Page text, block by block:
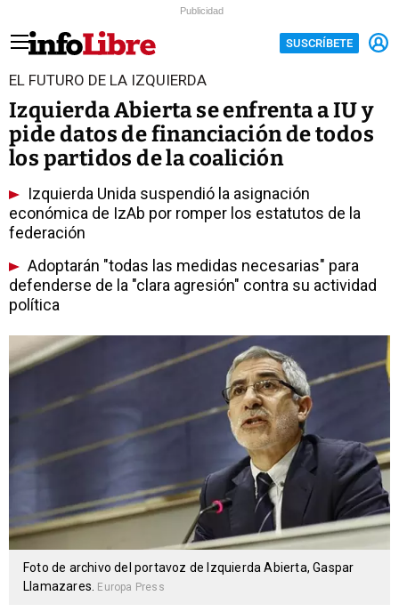
Publicidad
SUSCRÍBETE
EL FUTURO DE LA IZQUIERDA
Izquierda Abierta se enfrenta a IU y
pide datos de financiación de todos
los partidos de la coalición
Izquierda Unida suspendió la asignación
económica de IzAb por romper los estatutos de la
federación
Adoptarán "todas las medidas necesarias" para
defenderse de la "clara agresión" contra su actividad
política
Foto de archivo del portavoz de Izquierda Abierta, Gaspar
Llamazares.
Europa Press